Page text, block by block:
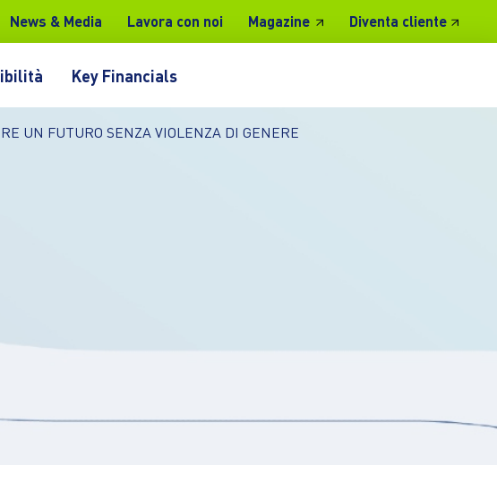
News & Media Lavora con noi Magazine Diventa cliente
Key Financials
UN FUTURO SENZA VIOLENZA DI GENERE